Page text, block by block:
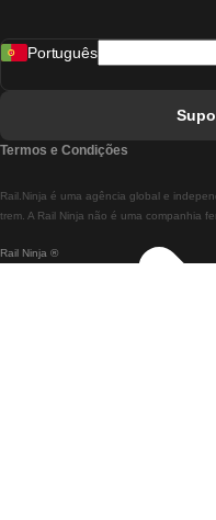
Rail Ninja ®
Rail.Ninja é uma agência global e
trem. A Rail Ninja não é uma companhia
Português
Termos e Condições